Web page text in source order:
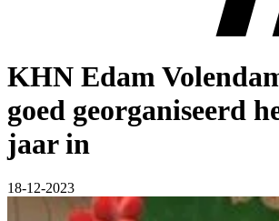
KHN Edam
goed georganiseerd
jaar in
18-12-2023